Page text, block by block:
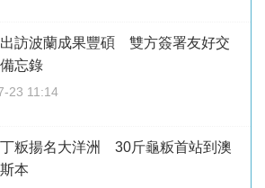
訪波蘭成果豐碩 雙方簽署友好交
忘錄
23 11:14
粄揚名大洋洲 30斤龜粄首站到澳
本